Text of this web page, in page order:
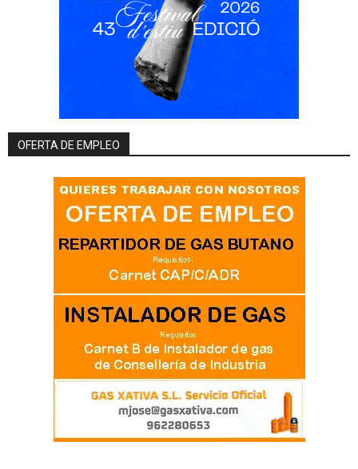
OFERTA DE EMPLEO